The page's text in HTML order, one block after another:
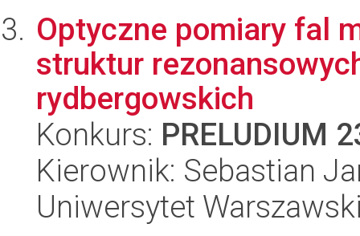
Optyczne pomiary fal
struktur
rydbergowskich
Konkurs: PRELUDIUM
Kierownik: Sebastian
Uniwersytet